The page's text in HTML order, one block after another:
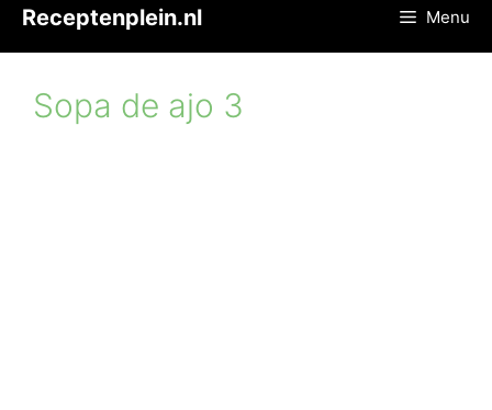
inhoud
Receptenplein.nl Menu
Sopa de ajo 3